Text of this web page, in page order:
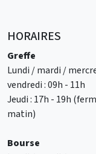
HORAIRES
Greffe
Lundi / mardi /
vendredi : 09h - 11h
Jeudi : 17h - 19h
matin)
Bourse